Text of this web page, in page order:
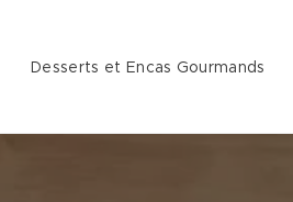
Desserts et Encas Gourmands